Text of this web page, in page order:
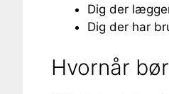
Dig der
Dig der har
Hvornår